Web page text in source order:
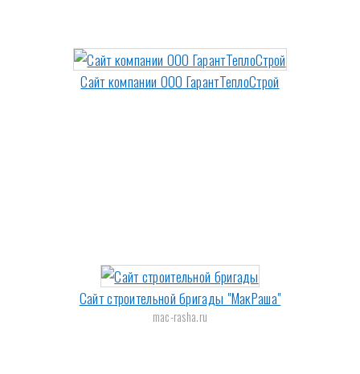
Сайт компании ООО ГарантТеплоCтрой
Сайт строительной бригады "МакРаша"
mac-rasha.ru